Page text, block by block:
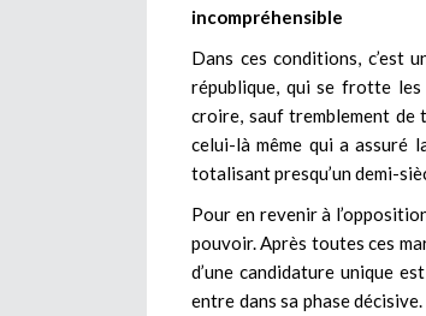
incompréhensible
Dans ces conditions, c’est
république, qui se frotte
croire, sauf tremblement de
celui-là même qui a assuré
totalisant presqu’un demi-
Pour en revenir à
pouvoir. Après toutes ces
d’une candidature unique
entre dans sa phase